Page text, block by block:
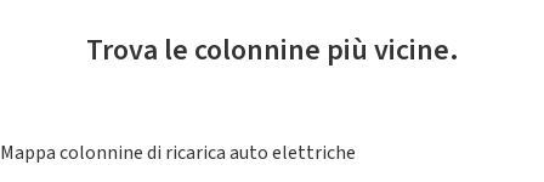
Trova le colonnine più vicine.
Mappa colonnine di ricarica auto elettriche